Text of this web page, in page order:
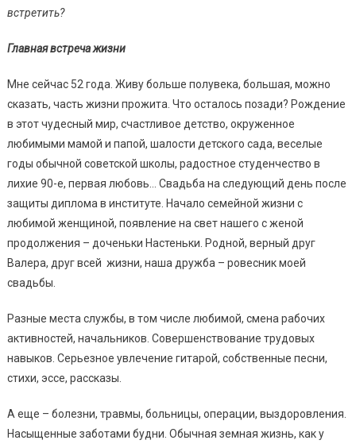
встретить?
Главная встреча жизни
Мне сейчас 52 года. Живу больше полувека, большая, можно
сказать, часть жизни прожита. Что осталось позади? Рождение
в этот чудесный мир, счастливое детство, окруженное
любимыми мамой и папой, шалости детского сада, веселые
годы обычной советской школы, радостное студенчество в
лихие 90-е, первая любовь… Свадьба на следующий день после
защиты диплома в институте. Начало семейной жизни с
любимой женщиной, появление на свет нашего с женой
продолжения – доченьки Настеньки. Родной, верный друг
Валера, друг всей жизни, наша дружба – ровесник моей
свадьбы.
Разные места службы, в том числе любимой, смена рабочих
активностей, начальников. Совершенствование трудовых
навыков. Серьезное увлечение гитарой, собственные песни,
стихи, эссе, рассказы.
А еще – болезни, травмы, больницы, операции, выздоровления.
Насыщенные заботами будни. Обычная земная жизнь, как у